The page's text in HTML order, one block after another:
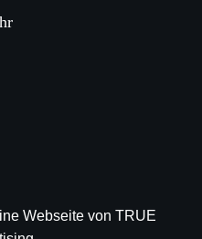
Webseite von TRUE